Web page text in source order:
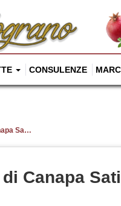
CONSULENZE
Bio
Canapa